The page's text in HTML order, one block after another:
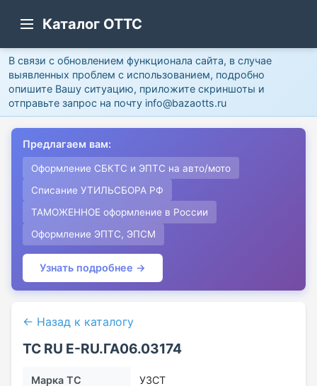
Каталог ОТТС
В связи с обновлением функционала сайта, в случае
выявленных проблем с использованием, подробно
опишите Вашу ситуацию, приложите скриншоты и
отправьте запрос на почту info@bazaotts.ru
Предлагаем вам:
Оформление СБКТС и ЭПТС на авто/мото
Списание УТИЛЬСБОРА РФ
ТАМОЖЕННОЕ оформление в России
Оформление ЭПТС, ЭПСМ
Узнать подробнее →
← Назад к каталогу
ТС RU Е-RU.ГА06.03174
Марка ТС УЗСТ